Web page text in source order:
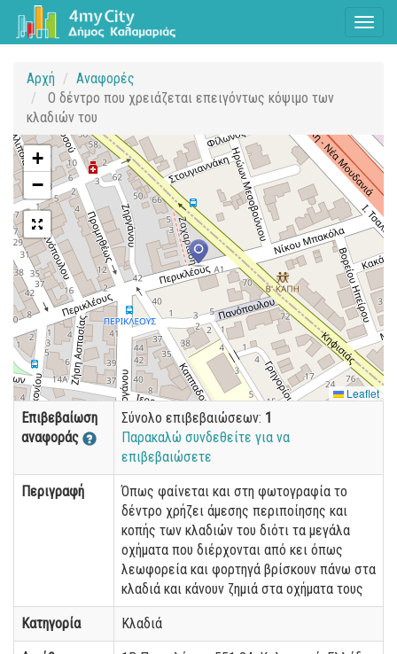
Αρχή
Αναφορές
Ο δέντρο που χρειάζεται επειγόντως κόψιμο των
κλαδιών του
+
−
Leaflet
Επιβεβαίωση
αναφοράς
Σύνολο επιβεβαιώσεων: 1
Παρακαλώ συνδεθείτε για να
επιβεβαιώσετε
Περιγραφή
Όπως φαίνεται και στη φωτογραφία το
δέντρο χρήζει άμεσης περιποίησης και
κοπής των κλαδιών του διότι τα μεγάλα
οχήματα που διέρχονται από κει όπως
λεωφορεία και φορτηγά βρίσκουν πάνω στα
κλαδιά και κάνουν ζημιά στα οχήματα τους
Κατηγορία Κλαδιά